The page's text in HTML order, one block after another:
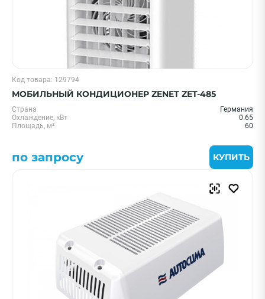
Код товара: 129794
МОБИЛЬНЫЙ КОНДИЦИОНЕР ZENET ZET-485
Страна
Германия
Охлаждение, кВт
0.65
Площадь, м²
60
по запросу КУПИТЬ